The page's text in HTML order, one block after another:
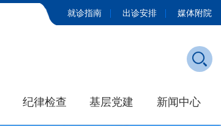
就诊指南 出诊安排 媒体附院
纪律检查 基层党建 新闻中心